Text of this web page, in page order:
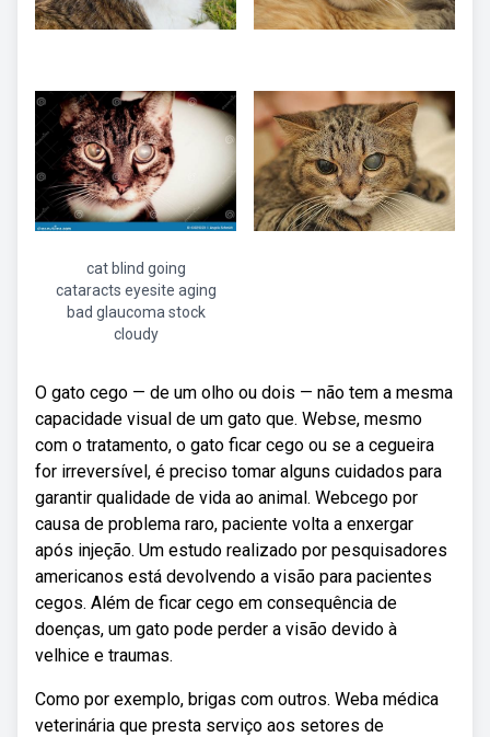
cat blind going
cataracts eyesite aging
bad glaucoma stock
cloudy
O gato cego — de um olho ou dois — não tem a mesma
capacidade visual de um gato que. Webse, mesmo
com o tratamento, o gato ficar cego ou se a cegueira
for irreversível, é preciso tomar alguns cuidados para
garantir qualidade de vida ao animal. Webcego por
causa de problema raro, paciente volta a enxergar
após injeção. Um estudo realizado por pesquisadores
americanos está devolvendo a visão para pacientes
cegos. Além de ficar cego em consequência de
doenças, um gato pode perder a visão devido à
velhice e traumas.
Como por exemplo, brigas com outros. Weba médica
veterinária que presta serviço aos setores de